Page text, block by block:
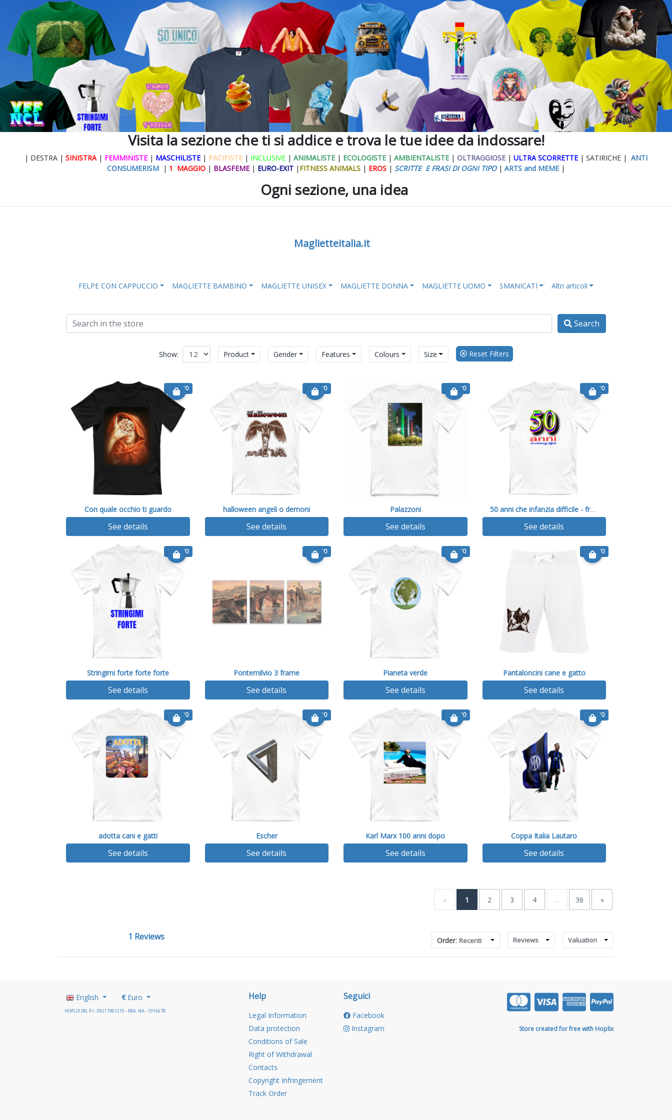
Visita la sezione che ti si addice e trova le tue idee da indossare!
| DESTRA | SINISTRA | FEMMINISTE | MASCHILISTE | PACIFISTE | INCLUSIVE | ANIMALISTE | ECOLOGISTE | AMBIENTALISTE | OLTRAGGIOSE | ULTRA SCORRETTE | SATIRICHE | ANTI
CONSUMERISM | 1 MAGGIO | BLASFEME | EURO-EXIT | FITNESS ANIMALS | EROS | SCRITTE E FRASI DI OGNI TIPO | ARTS and MEME |
Ogni sezione, una idea
Maglietteitalia.it
FELPE CON CAPPUCCIO MAGLIETTE BAMBINO MAGLIETTE UNISEX MAGLIETTE DONNA MAGLIETTE UOMO SMANICATI Altri articoli
Search
€ 14.90
Con quale occhio ti guardo
See details
€ 14.90
halloween angeli o demoni
See details
€ 14.90
Palazzoni
See details
€ 14.90
50 anni che infanzia difficile - fronte retro
See details
€ 14.90
Stringimi forte forte forte
See details
€ 69.90
Pontemilvio 3 frame
See details
€ 14.90
Pianeta verde
See details
€ 16.90
Pantaloncini cane e gatto
See details
€ 14.90
adotta cani e gatti
See details
€ 14.90
Escher
See details
€ 14.90
Karl Marx 100 anni dopo
See details
€ 14.90
Coppa Italia Lautaro
See details
Show: Product Gender Features Colours Size Reset Filters
« 1 2 3 4 ... 36 »
1 Reviews Valuation
Reviews
Order: Recenti
English €Euro
HOPLIX SRL P.I.: 09217461210 - REA: NA - 1016678
Help
Legal Information
Data protection
Conditions of Sale
Right of Withdrawal
Contacts
Copyright Infringement
Track Order
Seguici
Facebook
Instagram
Store created for free with Hoplix